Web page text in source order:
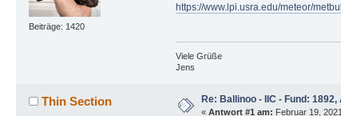
Beiträge: 1420
https://www.lpi.usra.edu/meteor/
Viele Grüße
Jens
Thin Section Re: Ballinoo - IIC - Fund:
« Antwort #1 am: Februar 19,